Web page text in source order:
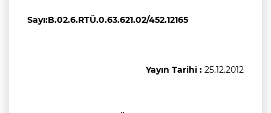
Sayı:B.02.6.RTÜ.0.63.621.02/452.12165
Yayın Tarihi : 25.12.2012